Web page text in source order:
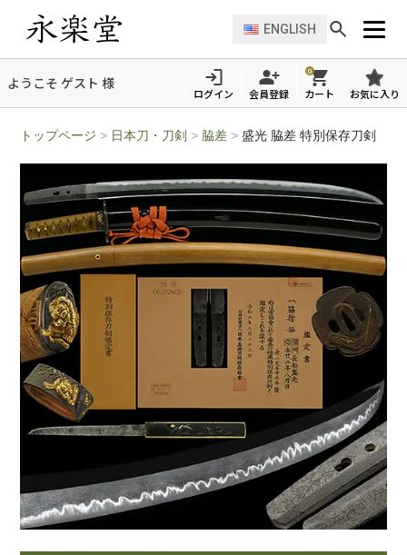
ENGLISH
ようこそ ゲスト 様
ログイン 会員登録
0
カート お気に入り
トップページ > 日本刀・刀剣 > 脇差 >盛光 脇差 特別保存刀剣